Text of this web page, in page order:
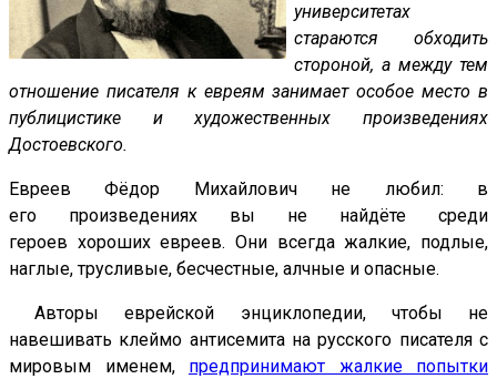
университетах
стараются обходить
стороной, а между тем
отношение писателя к евреям занимает особое место в
публицистике и художественных произведениях
Достоевского.
Евреев Фёдор Михайлович не любил: в
его произведениях вы не найдёте среди
героев хороших евреев. Они всегда жалкие, подлые,
наглые, трусливые, бесчестные, алчные и опасные.
Авторы еврейской энциклопедии, чтобы не
навешивать клеймо антисемита на русского писателя с
мировым именем, предпринимают жалкие попытки